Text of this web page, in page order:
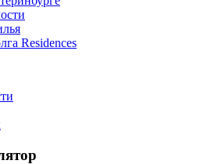
Residences